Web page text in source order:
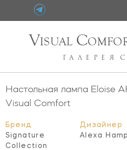
VISUAL C
ГАЛЕРЕЯ
Настольная лампа Eloise
Visual Comfort
Бренд
Signature
Collection
Дизайнер
Alexa